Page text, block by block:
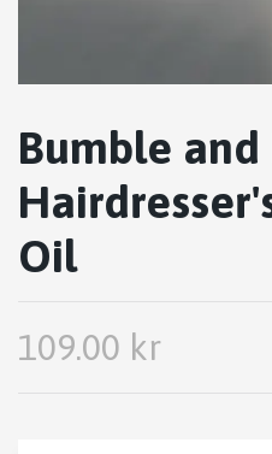
Bumble
Oil
109.00 kr